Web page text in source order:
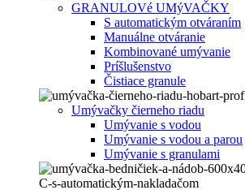
GRANULOVé UMýVAČKY
S automatickým otváraním
Manuálne otváranie
Kombinované umývanie
Príšlušenstvo
Čistiace granule
Umývačky čierneho riadu
Umývanie s vodou
Umývanie s vodou a parou
Umývanie s granulami